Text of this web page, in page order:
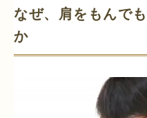
なぜ、肩をもんで
か